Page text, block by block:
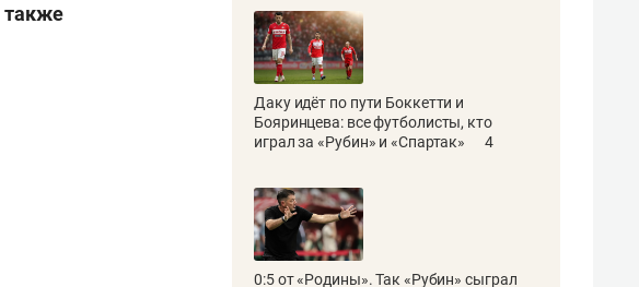
также
Даку идёт по пути Боккетти и
Бояринцева: все футболисты, кто
играл за «Рубин» и «Спартак»
4
0:5 от «Родины». Так «Рубин» сыграл